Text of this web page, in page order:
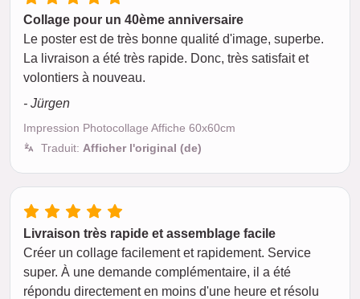
Collage pour un 40ème anniversaire
Le poster est de très bonne qualité d'image, superbe.
La livraison a été très rapide. Donc, très satisfait et
volontiers à nouveau.
- Jürgen
Impression Photocollage Affiche 60x60cm
Traduit: Afficher l'original (de)
Livraison très rapide et assemblage facile
Créer un collage facilement et rapidement. Service
super. À une demande complémentaire, il a été
répondu directement en moins d'une heure et résolu